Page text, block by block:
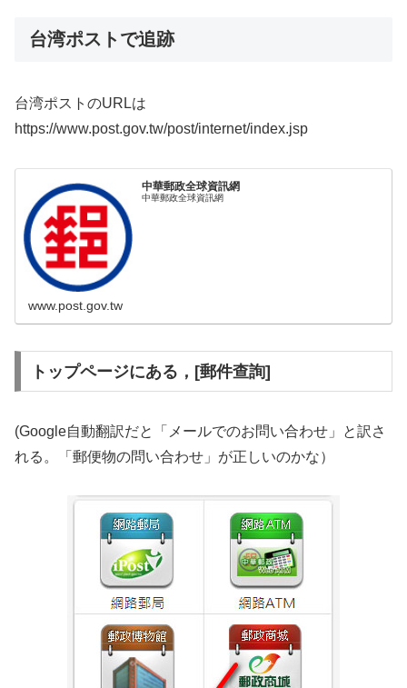
台湾ポストで追跡
台湾ポストのURLは
https://www.post.gov.tw/post/internet/index.jsp
中華郵政全球資訊網
中華郵政全球資訊網
www.post.gov.tw
トップページにある，[郵件查詢]
(Google自動翻訳だと「メールでのお問い合わせ」と訳さ
れる。「郵便物の問い合わせ」が正しいのかな）